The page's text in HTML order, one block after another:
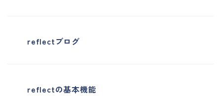
reflectブログ
reflectの基本機能